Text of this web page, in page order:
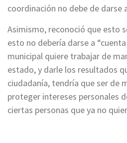
coordinación no debe de darse
Asimismo, reconoció que esto
esto no debería darse a
municipal quiere trabajar de
estado, y darle los resultados
ciudadanía, tendría que ser de
proteger intereses personales
ciertas personas que ya no